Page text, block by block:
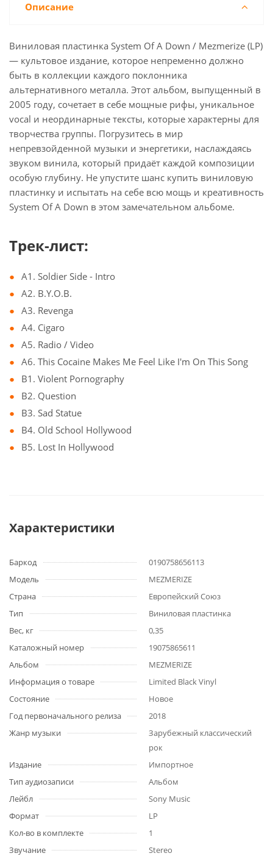
Описание
Виниловая пластинка System Of A Down / Mezmerize (LP)
— культовое издание, которое непременно должно
быть в коллекции каждого поклонника
альтернативного металла. Этот альбом, выпущенный в
2005 году, сочетает в себе мощные рифы, уникальное
vocal и неординарные тексты, которые характерны для
творчества группы. Погрузитесь в мир
непревзойденной музыки и энергетики, наслаждаясь
звуком винила, который придаёт каждой композиции
особую глубину. Не упустите шанс купить виниловую
пластинку и испытать на себе всю мощь и креативность
System Of A Down в этом замечательном альбоме.
Трек-лист:
A1. Soldier Side - Intro
A2. B.Y.O.B.
A3. Revenga
A4. Cigaro
A5. Radio / Video
A6. This Cocaine Makes Me Feel Like I'm On This Song
B1. Violent Pornography
B2. Question
B3. Sad Statue
B4. Old School Hollywood
B5. Lost In Hollywood
Характеристики
Баркод
0190758656113
Модель
MEZMERIZE
Страна
Европейский Союз
Тип
Виниловая пластинка
Вес, кг
0,35
Каталожный номер
19075865611
Альбом
MEZMERIZE
Информация о товаре
Limited Black Vinyl
Состояние
Новое
Год первоначального релиза
2018
Жанр музыки
Зарубежный классический
рок
Издание
Импортное
Тип аудиозаписи
Альбом
Лейбл
Sony Music
Формат
LP
Кол-во в комплекте
1
Звучание
Stereo